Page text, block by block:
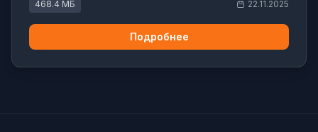
468.4 МБ 22.11.2025
Подробнее